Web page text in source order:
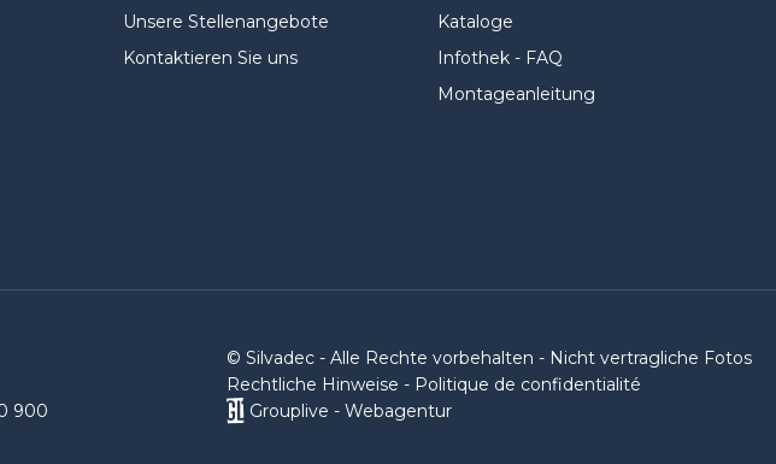
Unsere Stellenangebote
Kontaktieren Sie uns
Kataloge
Infothek - FAQ
Montageanleitung
900
© Silvadec - Alle Rechte vorbehalten - Nicht vertragliche Fotos
Rechtliche Hinweise - Politique de confidentialité
Grouplive - Webagentur